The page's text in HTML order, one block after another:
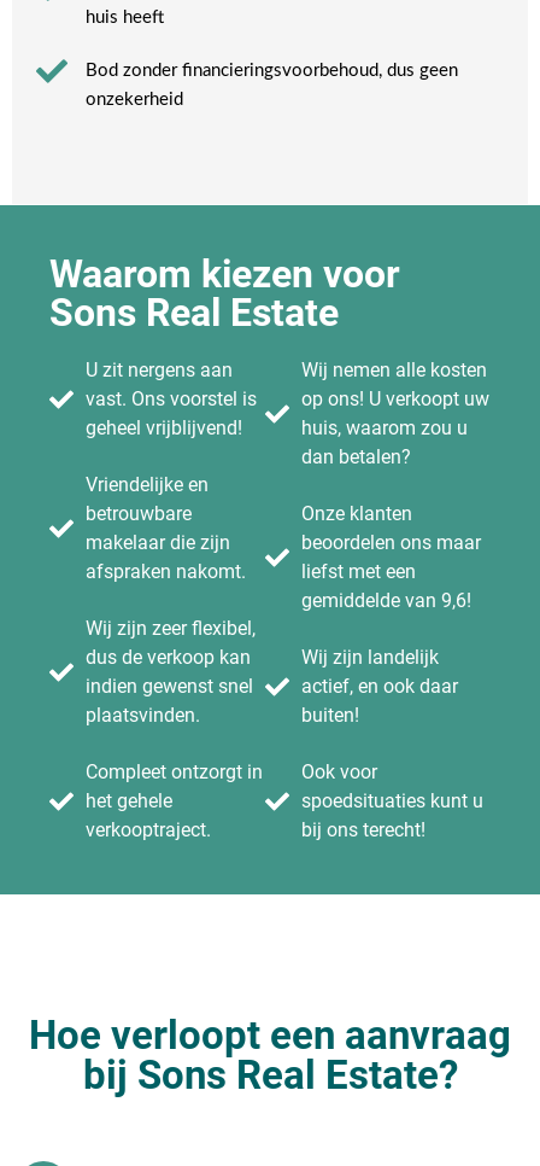
huis heeft​
Bod zonder financieringsvoorbehoud, dus geen
onzekerheid​
Waarom kiezen voor
Sons Real Estate
U zit nergens aan
vast. Ons voorstel is
geheel vrijblijvend!
Vriendelijke en
betrouwbare
makelaar die zijn
afspraken nakomt.
Wij zijn zeer flexibel,
dus de verkoop kan
indien gewenst snel
plaatsvinden.
Compleet ontzorgt in
het gehele
verkooptraject.
Wij nemen alle kosten
op ons! U verkoopt uw
huis, waarom zou u
dan betalen?
Onze klanten
beoordelen ons maar
liefst met een
gemiddelde van 9,6!
Wij zijn landelijk
actief, en ook daar
buiten!
Ook voor
spoedsituaties kunt u
bij ons terecht!
Hoe verloopt een aanvraag
bij Sons Real Estate?